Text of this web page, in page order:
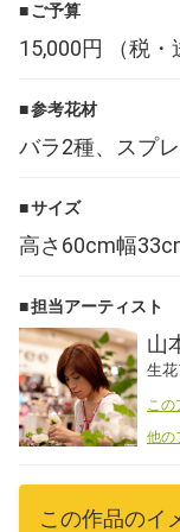
ご予算
15,000円 （税・
参考花材
バラ2種、スプ
サイズ
高さ60cm幅
担当アーティスト
山
生
この
他の
この作品のイ